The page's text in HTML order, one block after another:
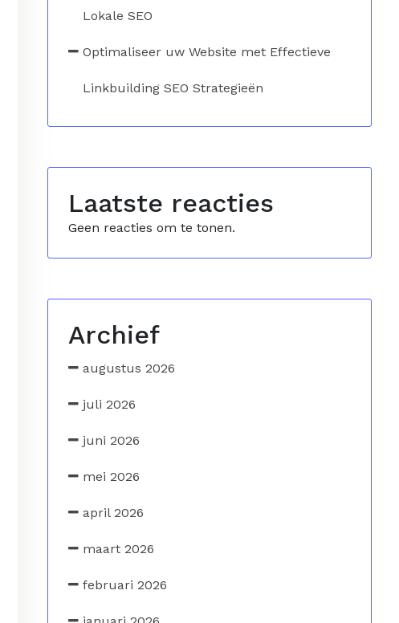
Lokale SEO
Optimaliseer uw Website met Effectieve
Linkbuilding SEO Strategieën
Laatste reacties
Geen reacties om te tonen.
Archief
augustus 2026
juli 2026
juni 2026
mei 2026
april 2026
maart 2026
februari 2026